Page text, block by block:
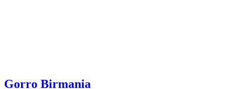
Gorro Birmania